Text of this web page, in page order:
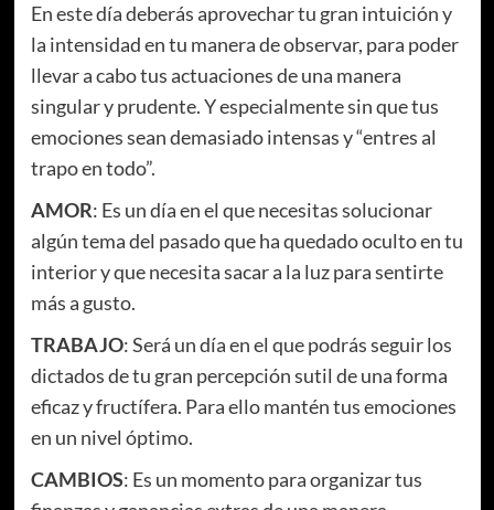
En este día deberás aprovechar tu gran intuición y
la intensidad en tu manera de observar, para poder
llevar a cabo tus actuaciones de una manera
singular y prudente. Y especialmente sin que tus
emociones sean demasiado intensas y “entres al
trapo en todo”.
AMOR: Es un día en el que necesitas solucionar
algún tema del pasado que ha quedado oculto en tu
interior y que necesita sacar a la luz para sentirte
más a gusto.
TRABAJO: Será un día en el que podrás seguir los
dictados de tu gran percepción sutil de una forma
eficaz y fructífera. Para ello mantén tus emociones
en un nivel óptimo.
CAMBIOS: Es un momento para organizar tus